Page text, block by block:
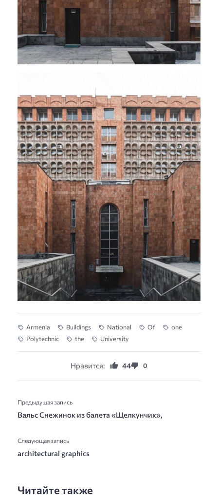
Armenia Buildings National Of
one
Polytechnic
the University
Нравится: 44 0
Предыдущая запись
Вальс Снежинок из балета «Щелкунчик»,
Следующая запись
architectural graphics
Читайте также